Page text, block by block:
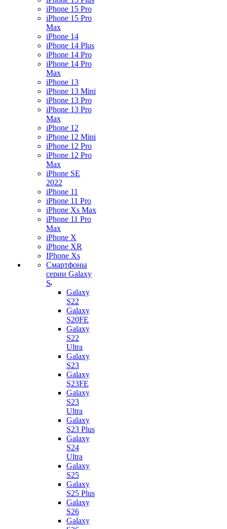
iPhone 15 Pro
iPhone 15 Pro
Max
iPhone 14
iPhone 14 Plus
iPhone 14 Pro
iPhone 14 Pro
Max
iPhone 13
iPhone 13 Mini
iPhone 13 Pro
iPhone 13 Pro
Max
iPhone 12
iPhone 12 Mini
iPhone 12 Pro
iPhone 12 Pro
Max
iPhone SE
2022
iPhone 11
iPhone 11 Pro
iPhone Xs Max
iPhone 11 Pro
Max
iPhone X
iPhone XR
IPhone Xs
Смартфоны
серии Galaxy
S
Galaxy
S22
Galaxy
S20FE
Galaxy
S22
Ultra
Galaxy
S23
Galaxy
S23FE
Galaxy
S23
Ultra
Galaxy
S23 Plus
Galaxy
S24
Ultra
Galaxy
S25
Galaxy
S25 Plus
Galaxy
S26
Galaxy